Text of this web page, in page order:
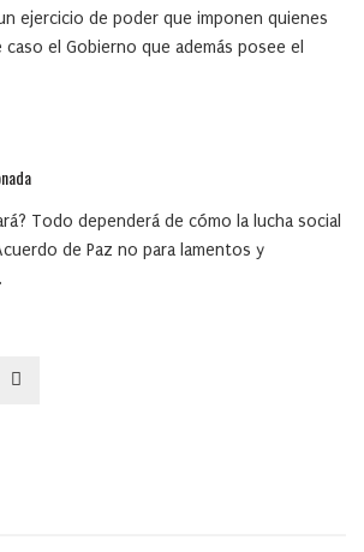
ejercicio de poder que imponen quienes
el Gobierno que además posee el
Todo dependerá de cómo la lucha social
de Paz no para lamentos y